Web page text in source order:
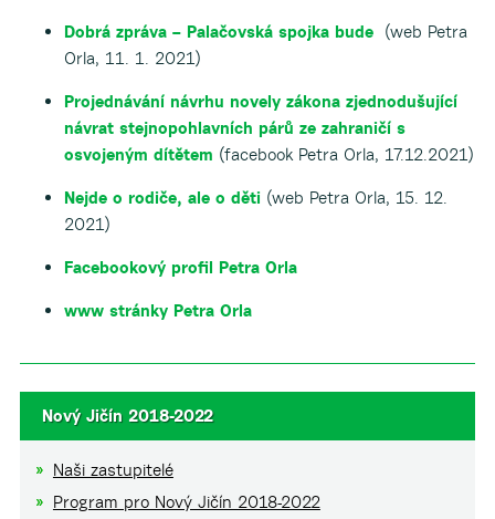
Dobrá zpráva – Palačovská spojka bude (web Petra
Orla, 11. 1. 2021)
Projednávání návrhu novely zákona zjednodušující
návrat stejnopohlavních párů ze zahraničí s
osvojeným dítětem (facebook Petra Orla, 17.12.2021)
Nejde o rodiče, ale o děti(web Petra Orla, 15. 12.
2021)
Facebookový profil Petra Orla
www stránky Petra Orla
Nový Jičín 2018-2022
Naši zastupitelé
Program pro Nový Jičín 2018-2022